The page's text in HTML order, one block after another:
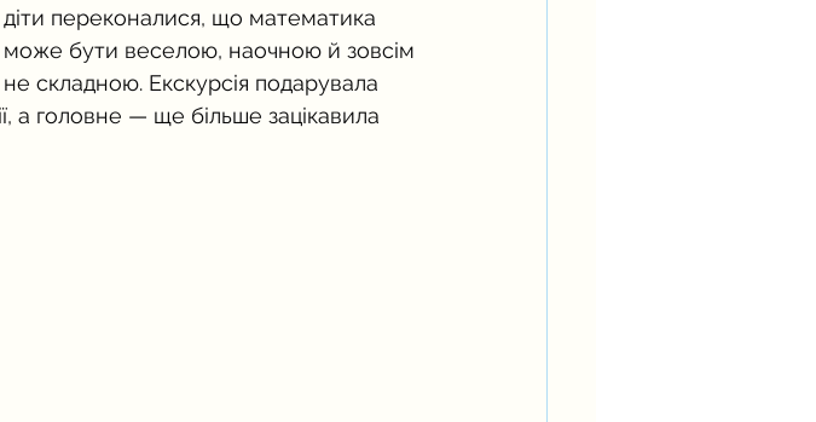
діти переконалися, що математика
може бути веселою, наочною й зовсім
не складною. Екскурсія подарувала
а головне — ще більше зацікавила